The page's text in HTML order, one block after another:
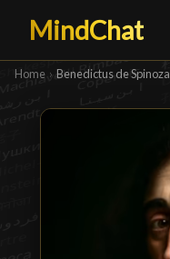
MindChat
Home › Benedictus de Spinoza